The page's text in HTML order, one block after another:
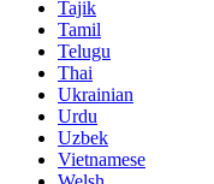
Tajik
Tamil
Telugu
Thai
Ukrainian
Urdu
Uzbek
Vietnamese